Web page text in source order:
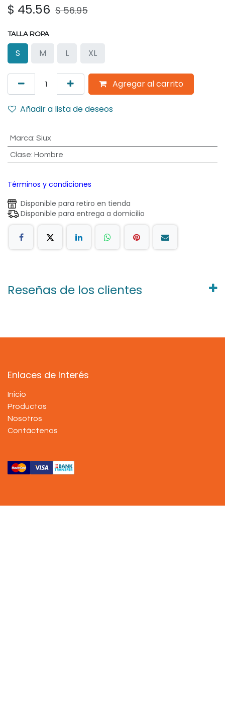
$ 45.56 $56.95
TALLA ROPA
S M L XL
Agregar al carrito
Añadir a lista de deseos
Marca: Siux
Clase: Hombre
Términos y condiciones
Disponible para retiro en tienda
Disponible para entrega a domicilio
Reseñas de los clientes
Enlaces de Interés
Inicio
Productos
Nosotros
Contáctenos